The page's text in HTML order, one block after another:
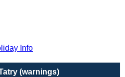
Info
(warnings)